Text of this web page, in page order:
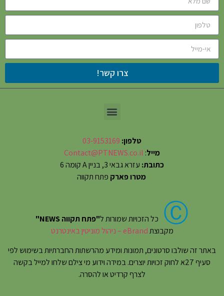
צרו קשר!
טלפון: 03-9153169
מייל:
Contact@PTNEWS.co.il
כתובת: עזרא גבאי 3, בניין A קומה 6
מטרו פארק פתח תקווה
Ⓒ כל הזכויות שמורות ל"פתח תקווה NEWS"
מקבוצתeBrand – ניהול מוניטין באינטרנט
באתר זה שולבו סרטונים, תמונות ומידע מהרשתות החברתיות בשימוש לפי
סעיף 27א לחוק זכויות יוצרים. במידה וידוע מי צילם שלחו למייל בקשה
לצרף קרדיט או להסרה.